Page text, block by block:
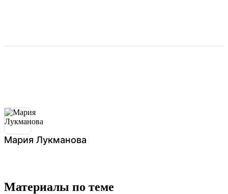
Мария Лукманова
Материалы по теме